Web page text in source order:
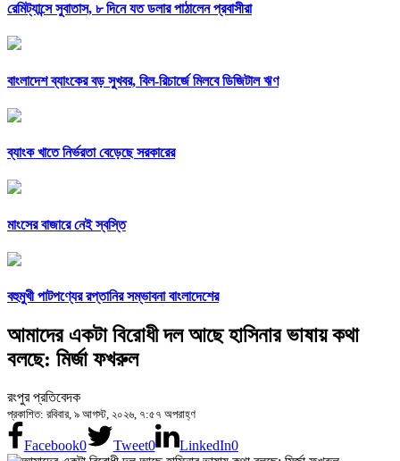
রেমিট্যান্সে সুবাতাস, ৮ দিনে যত ডলার পাঠালেন প্রবাসীরা
বাংলাদেশ ব্যাংকের বড় সুখবর, বিল-রিচার্জে মিলবে ডিজিটাল ঋণ
ব্যাংক খাতে নির্ভরতা বেড়েছে সরকারের
মাংসের বাজারে নেই স্বস্তি
বহুমুখী পাটপণ্যের রপ্তানির সম্ভাবনা বাংলাদেশের
আমাদের একটা বিরোধী দল আছে হাসিনার ভাষায় কথা
বলছে: মির্জা ফখরুল
রংপুর প্রতিবেদক
প্রকাশিত: রবিবার, ৯ আগস্ট, ২০২৬, ৭:৫৭ অপরাহ্ণ
Facebook0 Tweet0 LinkedIn0